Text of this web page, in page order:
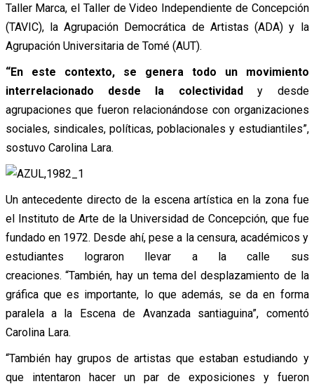
Taller Marca, el Taller de Video Independiente de Concepción
(TAVIC), la Agrupación Democrática de Artistas (ADA) y la
Agrupación Universitaria de Tomé (AUT).
“En este contexto, se genera todo un movimiento
interrelacionado desde la colectividady desde
agrupaciones que fueron relacionándose con organizaciones
sociales, sindicales, políticas, poblacionales y estudiantiles”,
sostuvo Carolina Lara.
Un antecedente directo de la escena artística en la zona fue
el Instituto de Arte de la Universidad de Concepción, que fue
fundado en 1972. Desde ahí, pese a la censura, académicos y
estudiantes lograron llevar a la calle sus
creaciones. “También, hay un tema del desplazamiento de la
gráfica que es importante, lo que además, se da en forma
paralela a la Escena de Avanzada santiaguina”, comentó
Carolina Lara.
“También hay grupos de artistas que estaban estudiando y
que intentaron hacer un par de exposiciones y fueron